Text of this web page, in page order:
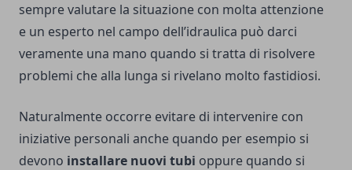
sempre valutare la situazione con molta attenzione
e un esperto nel campo dell’idraulica può darci
veramente una mano quando si tratta di risolvere
problemi che alla lunga si rivelano molto fastidiosi.
Naturalmente occorre evitare di intervenire con
iniziative personali anche quando per esempio si
devono installare nuovi tubi oppure quando si